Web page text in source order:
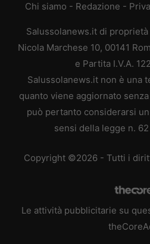
Chi siamo - Redazione -
Salussolanews.it di proprietà
Nicola Marchese 10, 00141
e Partita I.V.A.
Salussolanews.it non è una
quanto viene aggiornato
può pertanto considerarsi
sensi della legge n.
Copyright ©2026 - Tutti i
Le attività pubblicitarie su